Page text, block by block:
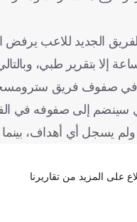
الجديد للاعب
سينضم إلى صفوفه في